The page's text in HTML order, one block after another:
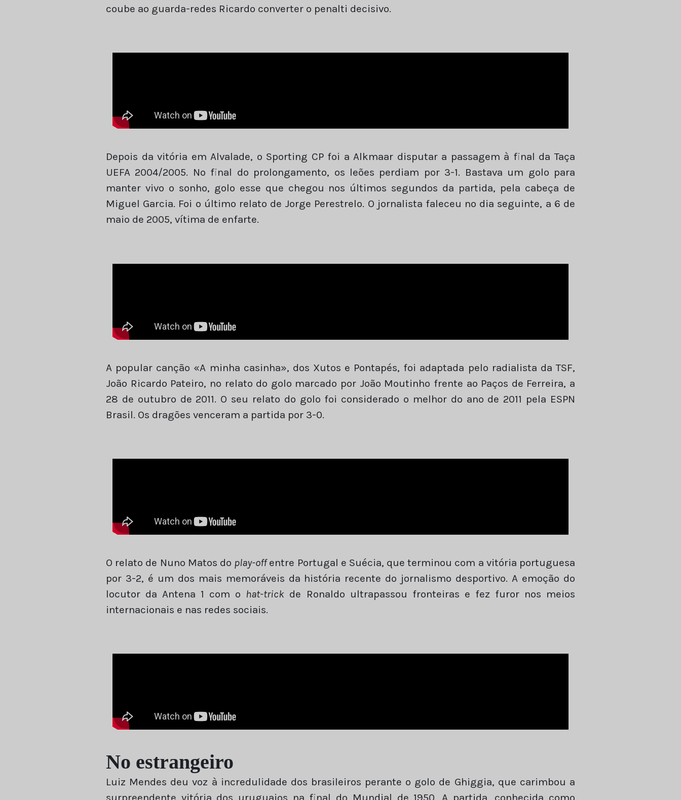
coube ao guarda-redes Ricardo converter o penalti decisivo.
Depois da vitória em Alvalade, o Sporting CP foi a Alkmaar disputar a passagem à final da Taça
UEFA 2004/2005. No final do prolongamento, os leões perdiam por 3-1. Bastava um golo para
manter vivo o sonho, golo esse que chegou nos últimos segundos da partida, pela cabeça de
Miguel Garcia. Foi o último relato de Jorge Perestrelo. O jornalista faleceu no dia seguinte, a 6 de
maio de 2005, vítima de enfarte.
A popular canção «A minha casinha», dos Xutos e Pontapés, foi adaptada pelo radialista da TSF,
João Ricardo Pateiro, no relato do golo marcado por João Moutinho frente ao Paços de Ferreira, a
28 de outubro de 2011. O seu relato do golo foi considerado o melhor do ano de 2011 pela ESPN
Brasil. Os dragões venceram a partida por 3-0.
O relato de Nuno Matos do play-offentre Portugal e Suécia, que terminou com a vitória portuguesa
por 3-2, é um dos mais memoráveis da história recente do jornalismo desportivo. A emoção do
locutor da Antena 1 com o hat-trick de Ronaldo ultrapassou fronteiras e fez furor nos meios
internacionais e nas redes sociais.
No estrangeiro
Luiz Mendes deu voz à incredulidade dos brasileiros perante o golo de Ghiggia, que carimbou a
surpreendente vitória dos uruguaios na final do Mundial de 1950. A partida, conhecida como